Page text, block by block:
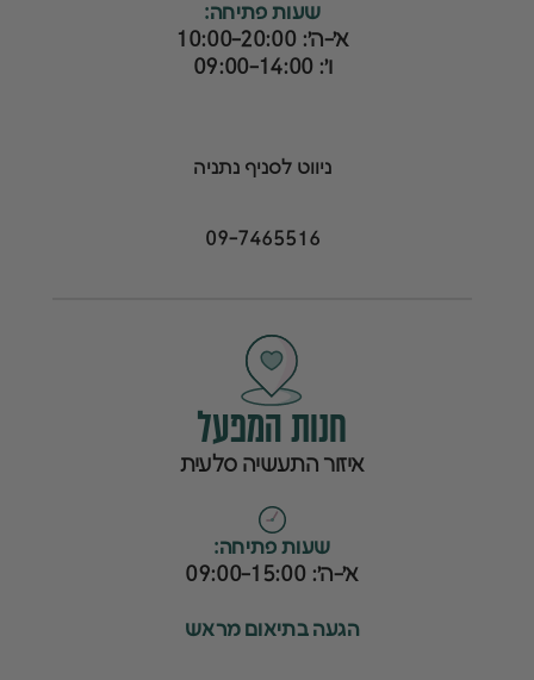
שעות פתיחה:
א׳-ה׳: 10:00-20:00
ו׳: 09:00-14:00
ניווט לסניף נתניה
09-7465516
חנות המפעל
איזור התעשיה סלעית
שעות פתיחה:
א׳-ה׳: 09:00-15:00
הגעה בתיאום מראש